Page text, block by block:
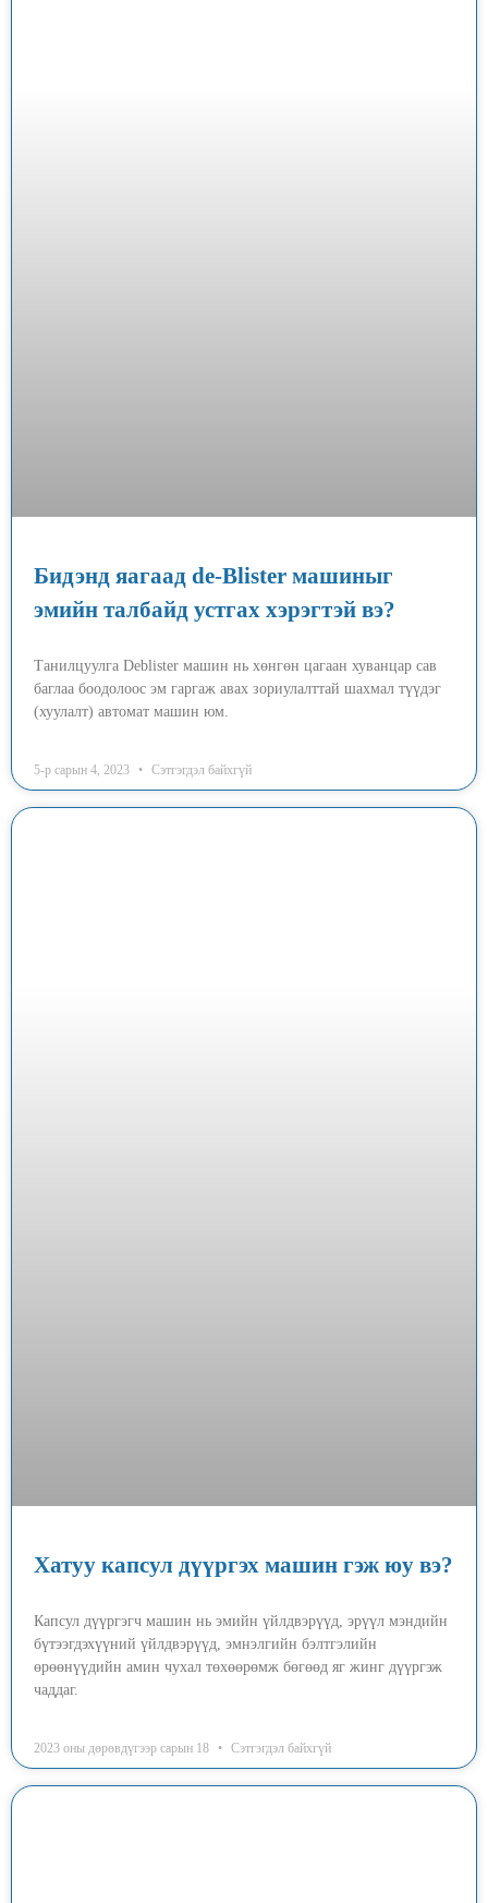
Бидэнд яагаад de-Blister машиныг
эмийн талбайд устгах хэрэгтэй вэ?
Танилцуулга Deblister машин нь хөнгөн цагаан хуванцар сав
баглаа боодолоос эм гаргаж авах зориулалттай шахмал түүдэг
(хуулалт) автомат машин юм.
5-р сарын 4, 2023 Сэтгэгдэл байхгүй
Хатуу капсул дүүргэх машин гэж юу вэ?
Капсул дүүргэгч машин нь эмийн үйлдвэрүүд, эрүүл мэндийн
бүтээгдэхүүний үйлдвэрүүд, эмнэлгийн бэлтгэлийн
өрөөнүүдийн амин чухал төхөөрөмж бөгөөд яг жинг дүүргэж
чаддаг.
2023 оны дөрөвдүгээр сарын 18 Сэтгэгдэл байхгүй